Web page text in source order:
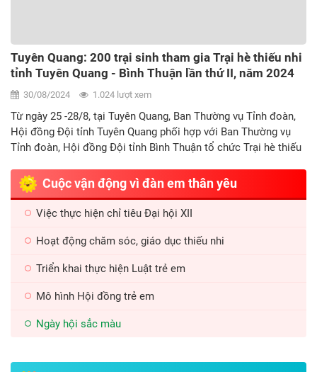
Hội đồng Đội Trung ương tổ chức “Ngày hội sắc màu”
năm 2024 Cuộc thi vẽ tranh “Em vẽ sắc màu tình
nguyện” tại tỉnh Lào Cai
28/08/2024 2.000 lượt xem
Sáng ngày 28/8/2024, tại trường Tiểu học Hoàng Văn Thụ,
thành phố Lào Cai, tỉnh Lào Cai, Hội đồng Đội Trung ương phối
hợp với Công ty Cổ phần Tập đoàn Thiên Long - Nhãn hàng
màu” năm 2024 - Cuôc thi vẽ tranh dành cho thiếu nhi với chủ
đề “Em vẽ sắc màu tình nguyện”.
Cuộc vận động vì đàn em thân yêu
Việc thực hiện chỉ tiêu Đại hội XII
Hoạt động chăm sóc, giáo dục thiếu nhi
Triển khai thực hiện Luật trẻ em
Mô hình Hội đồng trẻ em
Ngày hội sắc màu